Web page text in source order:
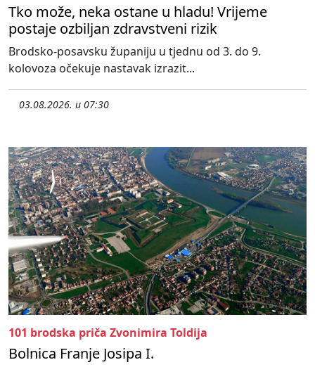
Tko može, neka ostane u hladu! Vrijeme
postaje ozbiljan zdravstveni rizik
Brodsko-posavsku županiju u tjednu od 3. do 9.
kolovoza očekuje nastavak izrazit...
03.08.2026. u 07:30
101 brodska priča Zvonimira Toldija
Bolnica Franje Josipa I.